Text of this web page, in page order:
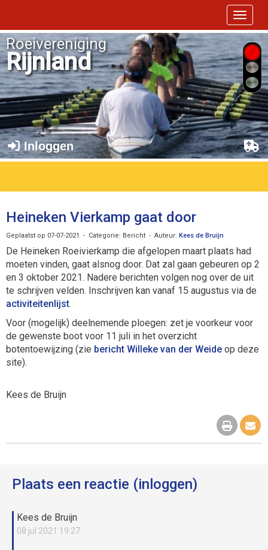
Toggle
Roeivereniging
Rijnland
Inloggen
Heineken Vierkamp gaat door
Geplaatst op 07-07-2021 - Categorie: Bericht - Auteur: Kees de Bruijn
De Heineken Roeivierkamp die afgelopen maart plaats had
moeten vinden, gaat alsnog door. Dat zal gaan gebeuren op 2
en 3 oktober 2021. Nadere berichten volgen nog over de uit
te schrijven velden. Inschrijven kan vanaf 15 augustus via de
activiteitenlijst.
Voor (mogelijk) deelnemende ploegen: zet je voorkeur voor
de gewenste boot voor 11 juli in het overzicht
botentoewijzing (zie bericht Willeke van der Weide op deze
site).
Kees de Bruijn
Plaats een reactie (inloggen)
Kees de Bruijn
08 jul 2021 19:27